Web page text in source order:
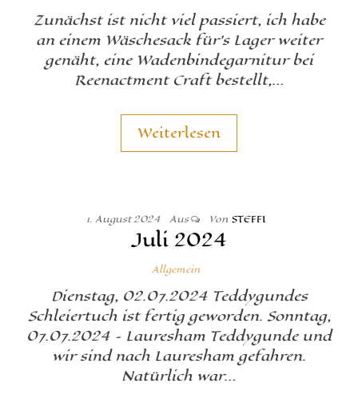
Zunächst ist nicht viel passiert, ich habe
an einem Wäschesack für’s Lager weiter
genäht, eine Wadenbindegarnitur bei
Reenactment Craft bestellt,…
Weiterlesen
1. August 2024 Aus Von STEFFI
Juli 2024
Allgemein
Dienstag, 02.07.2024 Teddygundes
Schleiertuch ist fertig geworden. Sonntag,
07.07.2024 – Lauresham Teddygunde und
wir sind nach Lauresham gefahren.
Natürlich war…